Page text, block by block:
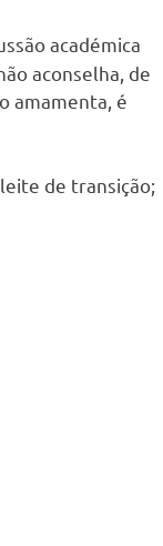
académica
aconselha, de
amamenta, é
de transição;